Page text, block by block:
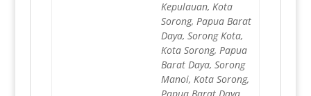
Kepulauan, Kota
Sorong, Papua Barat
Daya, Sorong Kota,
Kota Sorong, Papua
Barat Daya, Sorong
Manoi, Kota Sorong,